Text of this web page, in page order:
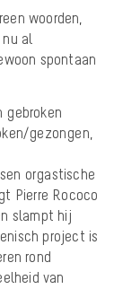
woorden,
al
spontaan
gebroken
gezongen,
orgastische
Pierre Rococo
slampt hij
project is
rond
van